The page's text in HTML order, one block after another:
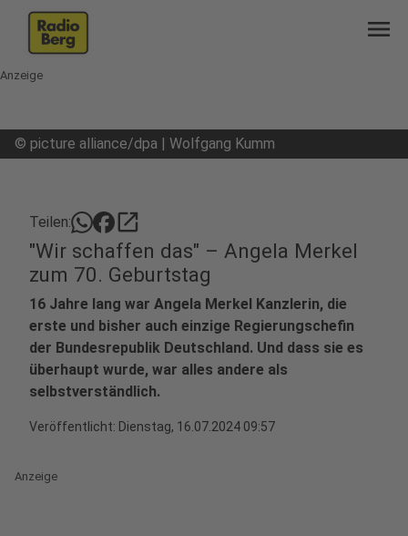
menu
Anzeige
© picture alliance/dpa | Wolfgang Kumm
Teilen: open_in_new
"Wir schaffen das" – Angela Merkel
zum 70. Geburtstag
16 Jahre lang war Angela Merkel Kanzlerin, die
erste und bisher auch einzige Regierungschefin
der Bundesrepublik Deutschland. Und dass sie es
überhaupt wurde, war alles andere als
selbstverständlich.
Veröffentlicht: Dienstag, 16.07.2024 09:57
Anzeige